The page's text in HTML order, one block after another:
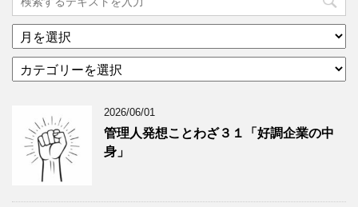
ア
ー
イ
グ
テ
ー
2026/06/01
管理人発想ことわざ３１「好調企業の中
身」